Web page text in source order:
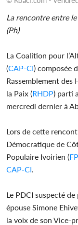
La rencontre entre le
(Ph)
La Coalition pour
(CAP-CI) composée
Rassemblement
la Paix (RHDP) parti
mercredi dernier à
Lors de cette
Démocratique de
Populaire Ivoirien (
CAP-CI
Le PDCI suspecté
épouse Simone
la voix de son Vice-